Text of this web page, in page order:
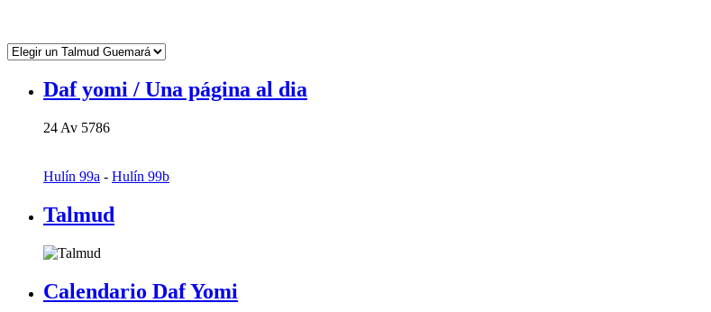
Daf yomi / Una página al dia
24 Av 5786
Hulín 99a - Hulín 99b
Talmud
Calendario Daf Yomi